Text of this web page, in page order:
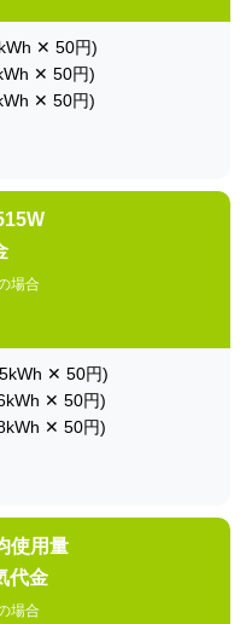
✕ 50円)
✕ 50円)
✕ 50円)
場合
✕ 50円)
✕ 50円)
✕ 50円)
使用量
代金
場合